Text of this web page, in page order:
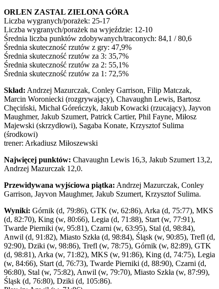
ORLEN ZASTAL ZIELONA GÓRA
Liczba wygranych/porażek: 25-17
Liczba wygranych/porażek na wyjeździe: 12-10
Średnia liczba punktów zdobywanych/traconych: 84,1 / 80,6
Średnia skuteczność rzutów z gry: 47,9%
Średnia skuteczność rzutów za 3: 35,7%
Średnia skuteczność rzutów za 2: 55,1%
Średnia skuteczność rzutów za 1: 72,5%
Skład: Andrzej Mazurczak, Conley Garrison, Filip Matczak,
Marcin Woroniecki (rozgrywający), Chavaughn Lewis, Bartosz
Chęciński, Michał Góreńczyk, Jakub Kowacki (rzucający), Jayvon
Maughmer, Jakub Szumert, Patrick Cartier, Phil Fayne, Miłosz
Majewski (skrzydłowi), Sagaba Konate, Krzysztof Sulima
(środkowi)
trener: Arkadiusz Miłoszewski
Najwięcej punktów: Chavaughn Lewis 16,3, Jakub Szumert 13,2,
Andrzej Mazurczak 12,0.
Przewidywana wyjściowa piątka: Andrzej Mazurczak, Conley
Garrison, Jayvon Maughmer, Jakub Szumert, Krzysztof Sulima.
Wyniki: Górnik (d, 79:86), GTK (w, 62:86), Arka (d, 75:77), MKS
(d, 82:70), King (w, 80:66), Legia (d, 71:88), Start (w, 77:91),
Twarde Pierniki (w, 95:81), Czarni (w, 63:95), Stal (d, 98:84),
Anwil (d, 91:82), Miasto Szkła (d, 98:84), Śląsk (w, 90:85), Trefl (d,
92:90), Dziki (w, 98:86), Trefl (w, 78:75), Górnik (w, 82:89), GTK
(d, 98:81), Arka (w, 71:82), MKS (w, 91:86), King (d, 74:75), Legia
(w, 84:66), Start (d, 76:73), Twarde Pierniki (d, 88:90), Czarni (d,
96:80), Stal (w, 75:82), Anwil (w, 79:70), Miasto Szkła (w, 87:99),
Śląsk (d, 76:80), Dziki (d, 105:86).